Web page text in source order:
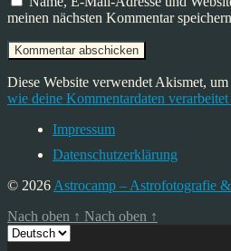
meinen nächsten Kommentar
Diese Website verwendet Akismet,
wie deine Kommentardaten
Impressum
Datenschutzerklärung
© 2026 Astrocamp – Astrofotografie
Nach oben ↑ Nach oben ↑
Sprache
auswählen